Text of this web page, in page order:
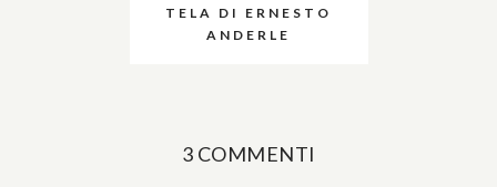
TELA DI ERNESTO
ANDERLE
3 COMMENTI